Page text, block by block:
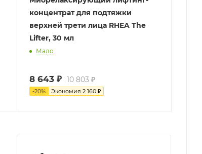
концентрат для подтяжки
верхней трети лица RHEA The
Lifter, 30 мл
Мало
8 643₽ 10 803 ₽
-20% Экономия 2 160₽